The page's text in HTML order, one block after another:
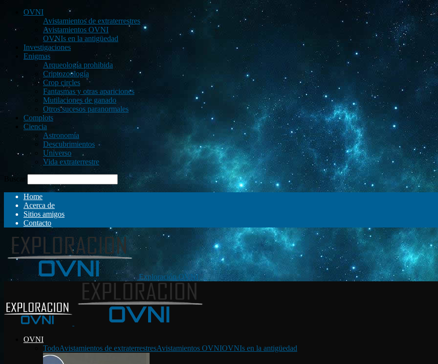
OVNI
Avistamientos de extraterrestres
Avistamientos OVNI
OVNIs en la antigüedad
Investigaciones
Enigmas
Arqueología prohibida
Criptozoología
Crop circles
Fantasmas y otras apariciones
Mutilaciones de ganado
Otros sucesos paranormales
Complots
Ciencia
Astronomía
Descubrimientos
Universo
Vida extraterrestre
Buscar
Home
Acerca de
Sitios amigos
Contacto
Exploración OVNI
OVNI
TodoAvistamientos de extraterrestresAvistamientos OVNIOVNIs en la antigüedad